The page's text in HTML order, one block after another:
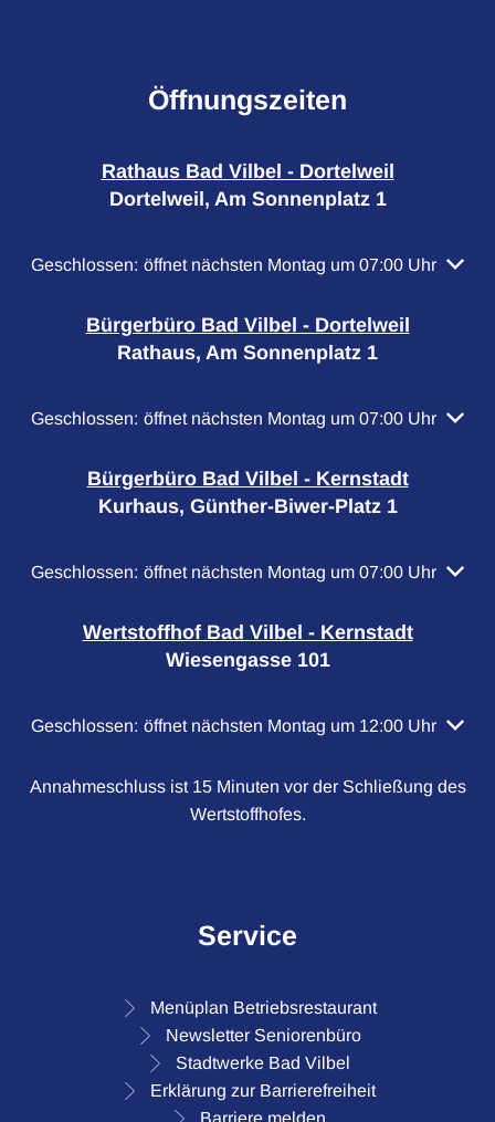
Öffnungszeiten
Rathaus Bad Vilbel - Dortelweil
Dortelweil, Am Sonnenplatz 1
Klicken, um weitere Öffnungs- oder Schließzeiten
Geschlossen: öffnet nächsten Montag um 07:00 Uhr
Bürgerbüro Bad Vilbel - Dortelweil
Rathaus, Am Sonnenplatz 1
Klicken, um weitere Öffnungs- oder Schließzeiten
Geschlossen: öffnet nächsten Montag um 07:00 Uhr
Bürgerbüro Bad Vilbel - Kernstadt
Kurhaus, Günther-Biwer-Platz 1
Klicken, um weitere Öffnungs- oder Schließzeiten
Geschlossen: öffnet nächsten Montag um 07:00 Uhr
Wertstoffhof Bad Vilbel - Kernstadt
Wiesengasse 101
Klicken, um weitere Öffnungs- oder Schließzeiten
Geschlossen: öffnet nächsten Montag um 12:00 Uhr
Annahmeschluss ist 15 Minuten vor der Schließung des
Wertstoffhofes.
Service
Menüplan Betriebsrestaurant
Newsletter Seniorenbüro
Stadtwerke Bad Vilbel
Erklärung zur Barrierefreiheit
Barriere melden